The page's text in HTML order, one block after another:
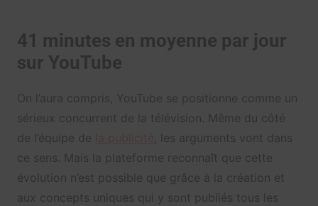
41 minutes en moyenne par jour
sur YouTube
On l’aura compris, YouTube se positionne comme un
sérieux concurrent de la télévision. Même du côté
de l’équipe de
, les arguments vont dans
ce sens. Mais la plateforme reconnaît que cette
évolution n’est possible que grâce à la création et
aux concepts uniques qui y sont publiés tous les